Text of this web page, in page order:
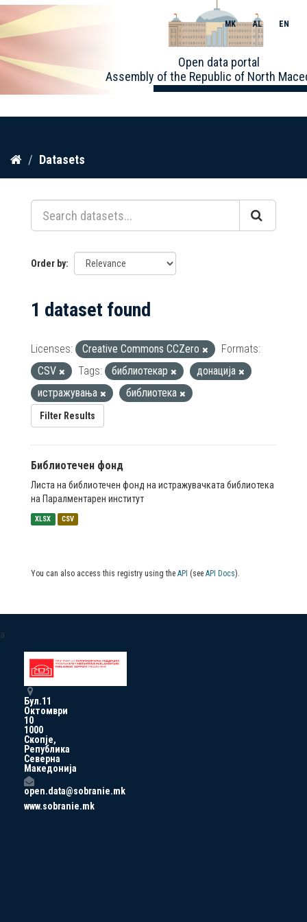
Skip
content
Open data portal
Assembly of the Republic of North
MK AL EN
Datasets
Order by
1 dataset found
Licenses: Creative Commons CCZero
Formats:
CSV
Tags: библиотекар
донација
истражувања
библиотека
Filter Results
Библиотечен фонд
Листа на библиотечен фонд на истражувачката библиотека
на Паралментарен институт
XLSX CSV
You can also access this registry using the API (see API Docs).
a
Бул.11
Октомври
10
1000
Скопје,
Република
Северна
Македонија
open.data@sobranie.mk
www.sobranie.mk